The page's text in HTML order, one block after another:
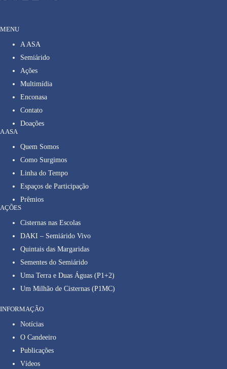
MENU
A ASA
Semiárido
Ações
Multimídia
Enconasa
Contato
Doações
A ASA
Quem Somos
Como Surgimos
Linha do Tempo
Espaços de Participação
Prêmios
AÇÕES
Cisternas nas Escolas
DAKI – Semiárido Vivo
Quintais das Margaridas
Sementes do Semiárido
Uma Terra e Duas Águas (P1+2)
Um Milhão de Cisternas (P1MC)
INFORMAÇÃO
Notícias
O Candeeiro
Publicações
Vídeos